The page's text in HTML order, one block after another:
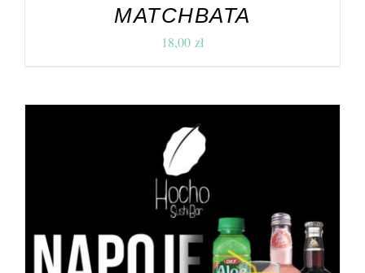
MATCHBATA
18,00 zł
DODAJ DO KOSZYKA SZCZEGÓŁY